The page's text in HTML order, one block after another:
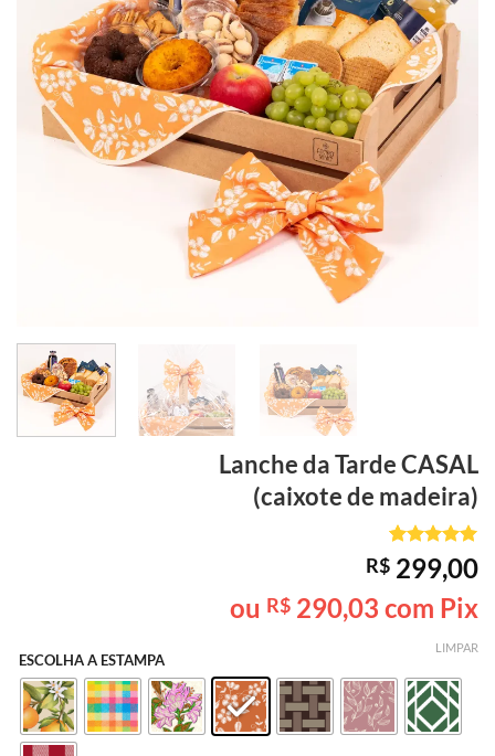
Lanche da TardeCASAL
(caixote de madeira)
Avaliado
como5de
5, com
baseado em
1
de cliente
R$ 299,00
ou R$ 290,03 com Pix
ESCOLHA A ESTAMPA
LIMPAR